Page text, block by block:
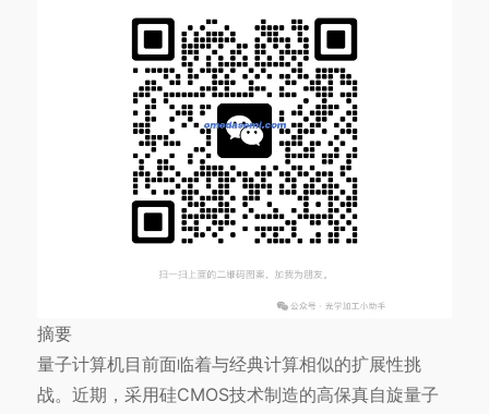
摘要
量子计算机目前面临着与经典计算相似的扩展性挑
战。近期，采用硅CMOS技术制造的高保真自旋量子